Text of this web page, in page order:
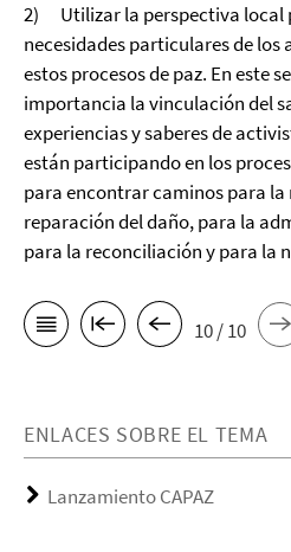
2) Utilizar la perspectiva local
necesidades particulares de
estos procesos de paz. En este
importancia la vinculación del
experiencias y saberes de
están participando en los
para encontrar caminos para
reparación del daño, para la
para la reconciliación y para la
10 / 10
ENLACES SOBRE EL TEMA
Lanzamiento CAPAZ